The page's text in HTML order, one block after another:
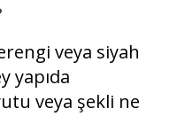
veya siyah
yapıda
veya şekli ne